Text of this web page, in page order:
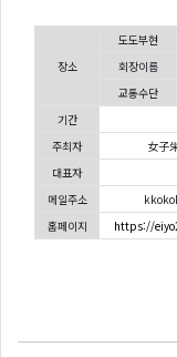
장소
도도부현
회장이름
교통수단
기간
주최자
女子
대표자
메일주소
홈페이지
https://